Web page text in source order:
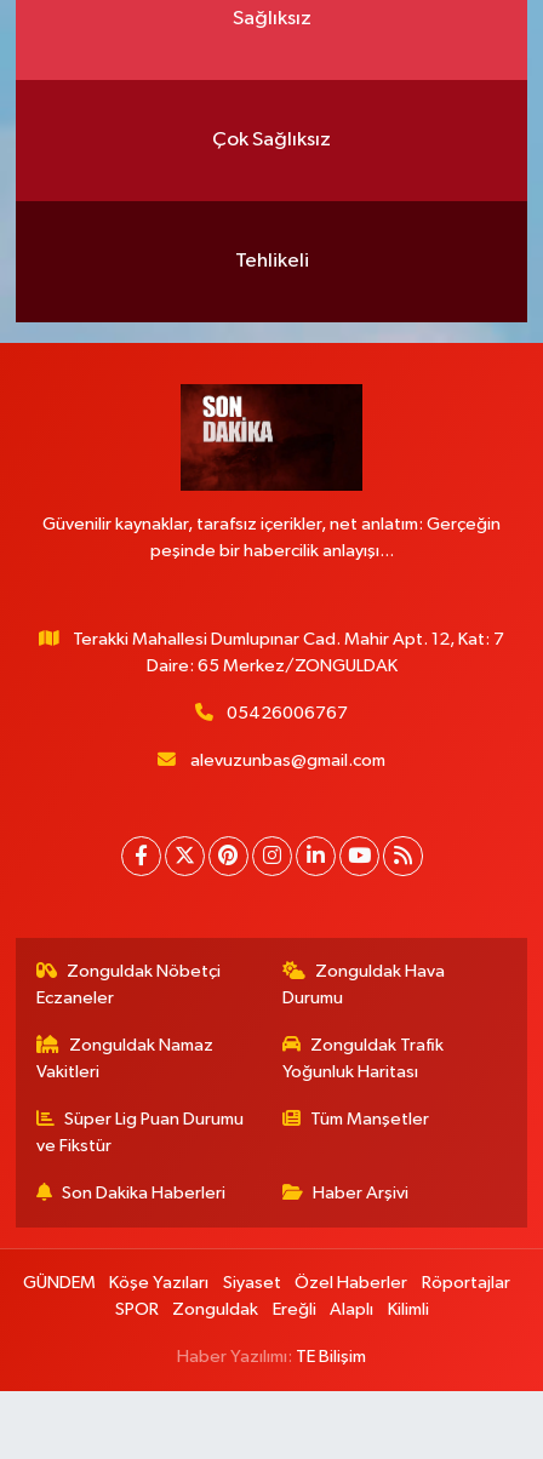
Sağlıksız
Çok Sağlıksız
Tehlikeli
Güvenilir kaynaklar, tarafsız içerikler, net anlatım: Gerçeğin
peşinde bir habercilik anlayışı...
Terakki Mahallesi Dumlupınar Cad. Mahir Apt. 12, Kat: 7
Daire: 65 Merkez/ZONGULDAK
05426006767
alevuzunbas@gmail.com
Zonguldak Nöbetçi
Eczaneler
Zonguldak Hava
Durumu
Zonguldak Namaz
Vakitleri
Zonguldak Trafik
Yoğunluk Haritası
Süper Lig Puan Durumu
ve Fikstür
Tüm Manşetler
Son Dakika Haberleri Haber Arşivi
GÜNDEM Köşe Yazıları Siyaset Özel Haberler
Röportajlar
SPOR
Zonguldak Ereğli Alaplı Kilimli
Haber Yazılımı: TE Bilişim